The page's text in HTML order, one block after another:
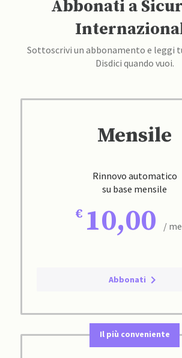
Abbonati a
Sottoscrivi un abbonamento e leggi
Disdici quando vuoi.
Mensile
Rinnovo automatico
su base mensile
10,00 /
Abbonati
Il più conveniente